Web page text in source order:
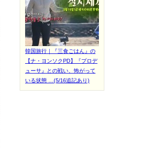
韓国旅行｜『三食ごはん』の
【ナ・ヨンソクPD】『プロデ
ューサ』との戦い、怖がって
いる状態 …(5/16追記あり)